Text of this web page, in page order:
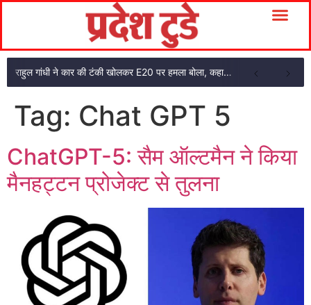
राहुल गांधी ने कार की टंकी खोलकर E20 पर हमला बोला, कहा- पूरी दाल ही काली है
Tag: Chat GPT 5
ChatGPT-5: सैम ऑल्टमैन ने किया
मैनहट्टन प्रोजेक्ट से तुलना